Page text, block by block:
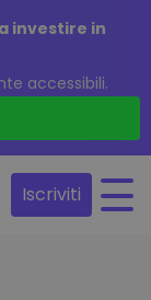
investire in
accessibili.
Iscriviti